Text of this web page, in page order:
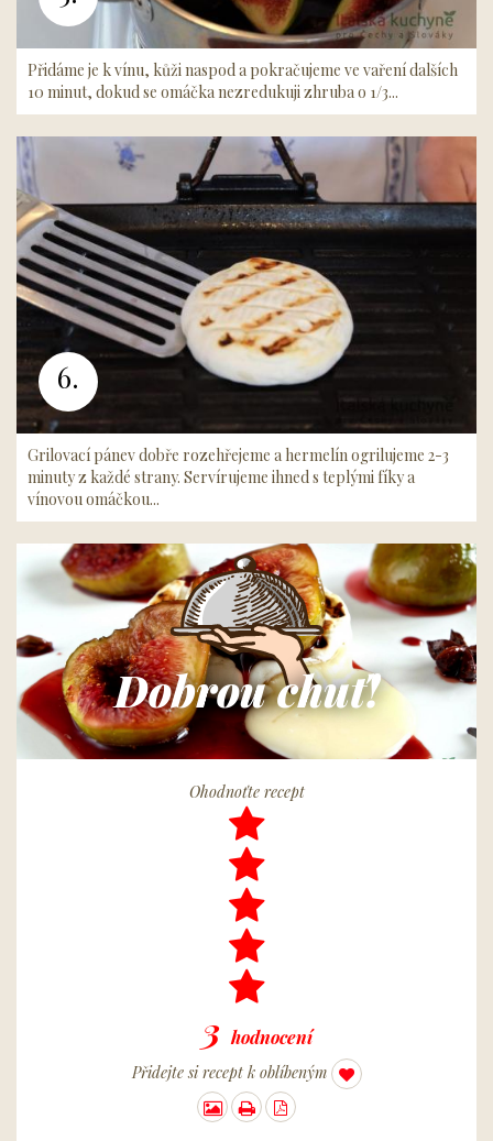
Přidáme je k vínu, kůži naspod a pokračujeme ve vaření dalších
10 minut, dokud se omáčka nezredukuji zhruba o 1/3...
6.
Grilovací pánev dobře rozehřejeme a hermelín ogrilujeme 2-3
minuty z každé strany. Servírujeme ihned s teplými fíky a
vínovou omáčkou...
Dobrou chuť!
Ohodnoťte recept
3 hodnocení
Přidejte si recept k oblíbeným